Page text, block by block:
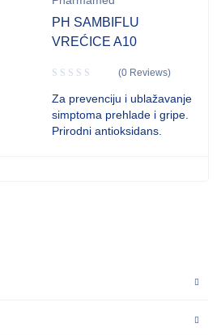
PH SAMBIFLU
VREĆICE A10
(0 Reviews)
Za prevenciju i ublažavanje
simptoma prehlade i gripe.
Prirodni antioksidans.